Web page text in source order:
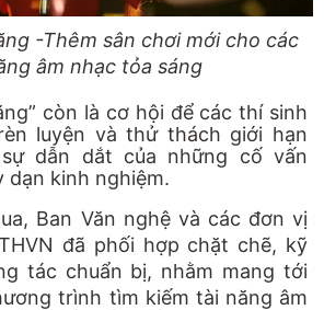
-Thêm sân chơi mới cho các
âm nhạc tỏa sáng
còn là cơ hội để các thí sinh
luyện và thử thách giới hạn
dẫn dắt của những cố vấn
dạn kinh nghiệm.
Ban Văn nghệ và các đơn vị
đã phối hợp chặt chẽ, kỹ
tác chuẩn bị, nhằm mang tới
trình tìm kiếm tài năng âm